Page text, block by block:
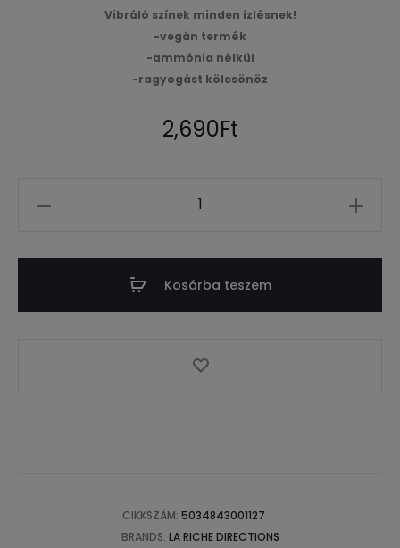
Vibráló színek minden ízlésnek!
-vegán termék
-ammónia nélkül
-ragyogást kölcsönöz
2,690Ft
Kosárba teszem
CIKKSZÁM: 5034843001127
BRANDS: LA RICHE DIRECTIONS